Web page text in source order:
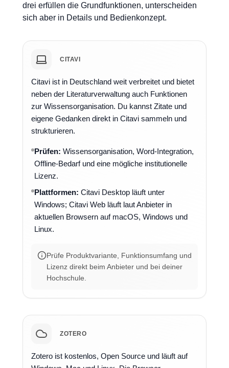
drei erfüllen die Grundfunktionen, unterscheiden
sich aber in Details und Bedienkonzept.
CITAVI
Citavi ist in Deutschland weit verbreitet und bietet
neben der Literaturverwaltung auch Funktionen
zur Wissensorganisation. Du kannst Zitate und
eigene Gedanken direkt in Citavi sammeln und
strukturieren.
Prüfen: Wissensorganisation, Word-Integration,
Offline-Bedarf und eine mögliche institutionelle
Lizenz.
Plattformen: Citavi Desktop läuft unter
Windows; Citavi Web läuft laut Anbieter in
aktuellen Browsern auf macOS, Windows und
Linux.
Prüfe Produktvariante, Funktionsumfang und
Lizenz direkt beim Anbieter und bei deiner
Hochschule.
ZOTERO
Zotero ist kostenlos, Open Source und läuft auf